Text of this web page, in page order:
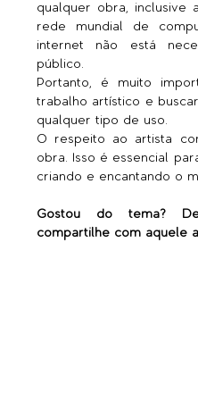
qualquer obra, inclusive
rede mundial de
internet não está
público.
Portanto, é muito
trabalho artístico e
qualquer tipo de uso.
O respeito ao artista
obra. Isso é essencial
criando e encantando o
Gostou do tema?
compartilhe com aquele